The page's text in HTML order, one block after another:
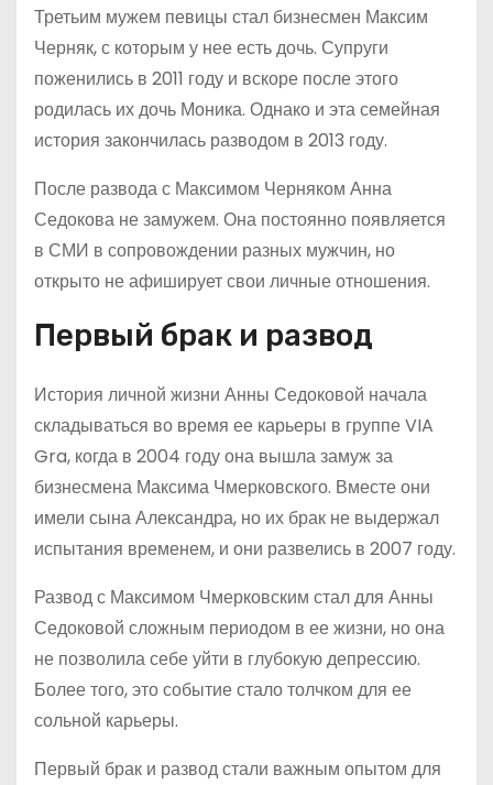
Третьим мужем певицы стал бизнесмен Максим
Черняк, с которым у нее есть дочь. Супруги
поженились в 2011 году и вскоре после этого
родилась их дочь Моника. Однако и эта семейная
история закончилась разводом в 2013 году.
После развода с Максимом Черняком Анна
Седокова не замужем. Она постоянно появляется
в СМИ в сопровождении разных мужчин, но
открыто не афиширует свои личные отношения.
Первый брак и развод
История личной жизни Анны Седоковой начала
складываться во время ее карьеры в группе VIA
Gra, когда в 2004 году она вышла замуж за
бизнесмена Максима Чмерковского. Вместе они
имели сына Александра, но их брак не выдержал
испытания временем, и они развелись в 2007 году.
Развод с Максимом Чмерковским стал для Анны
Седоковой сложным периодом в ее жизни, но она
не позволила себе уйти в глубокую депрессию.
Более того, это событие стало толчком для ее
сольной карьеры.
Первый брак и развод стали важным опытом для